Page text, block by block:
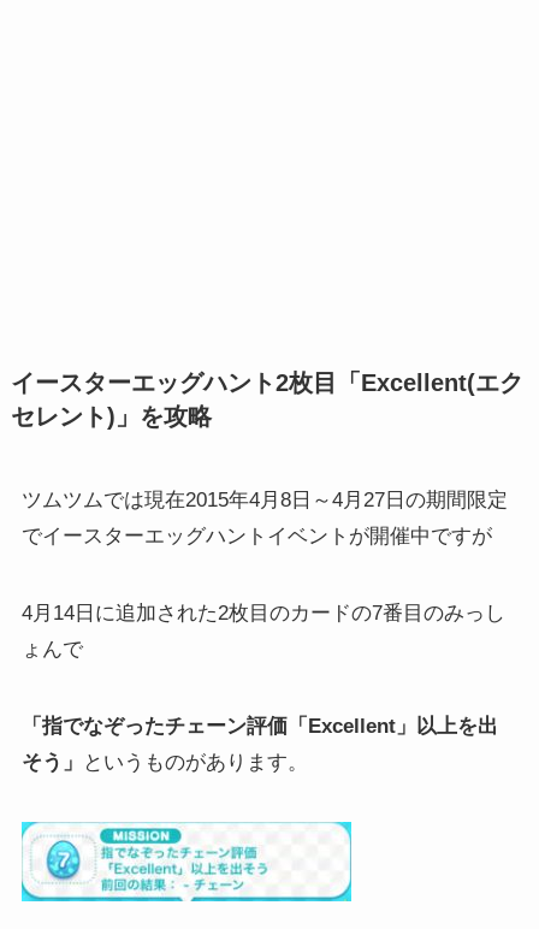
イースターエッグハント2枚目「Excellent(エク
セレント)」を攻略
ツムツムでは現在2015年4月8日～4月27日の期間限定
でイースターエッグハントイベントが開催中ですが
4月14日に追加された2枚目のカードの7番目のみっし
ょんで
「指でなぞったチェーン評価「Excellent」以上を出
そう」
というものがあります。